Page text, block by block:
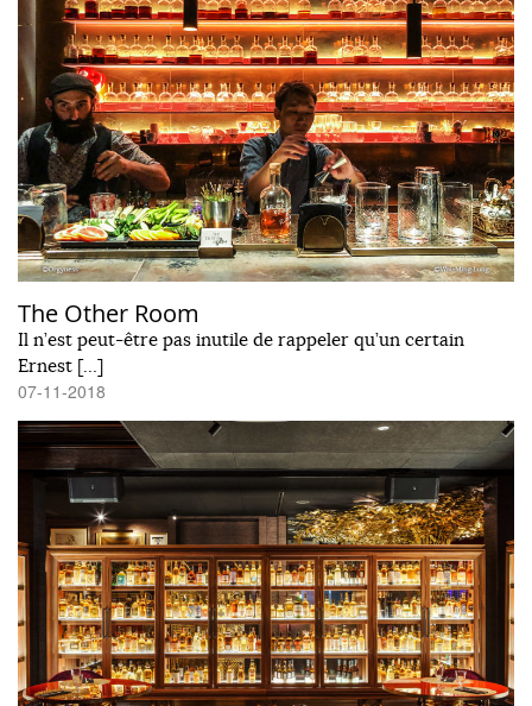
The Other Room
Il n’est peut-être pas inutile de rappeler qu’un certain
Ernest […]
07-11-2018